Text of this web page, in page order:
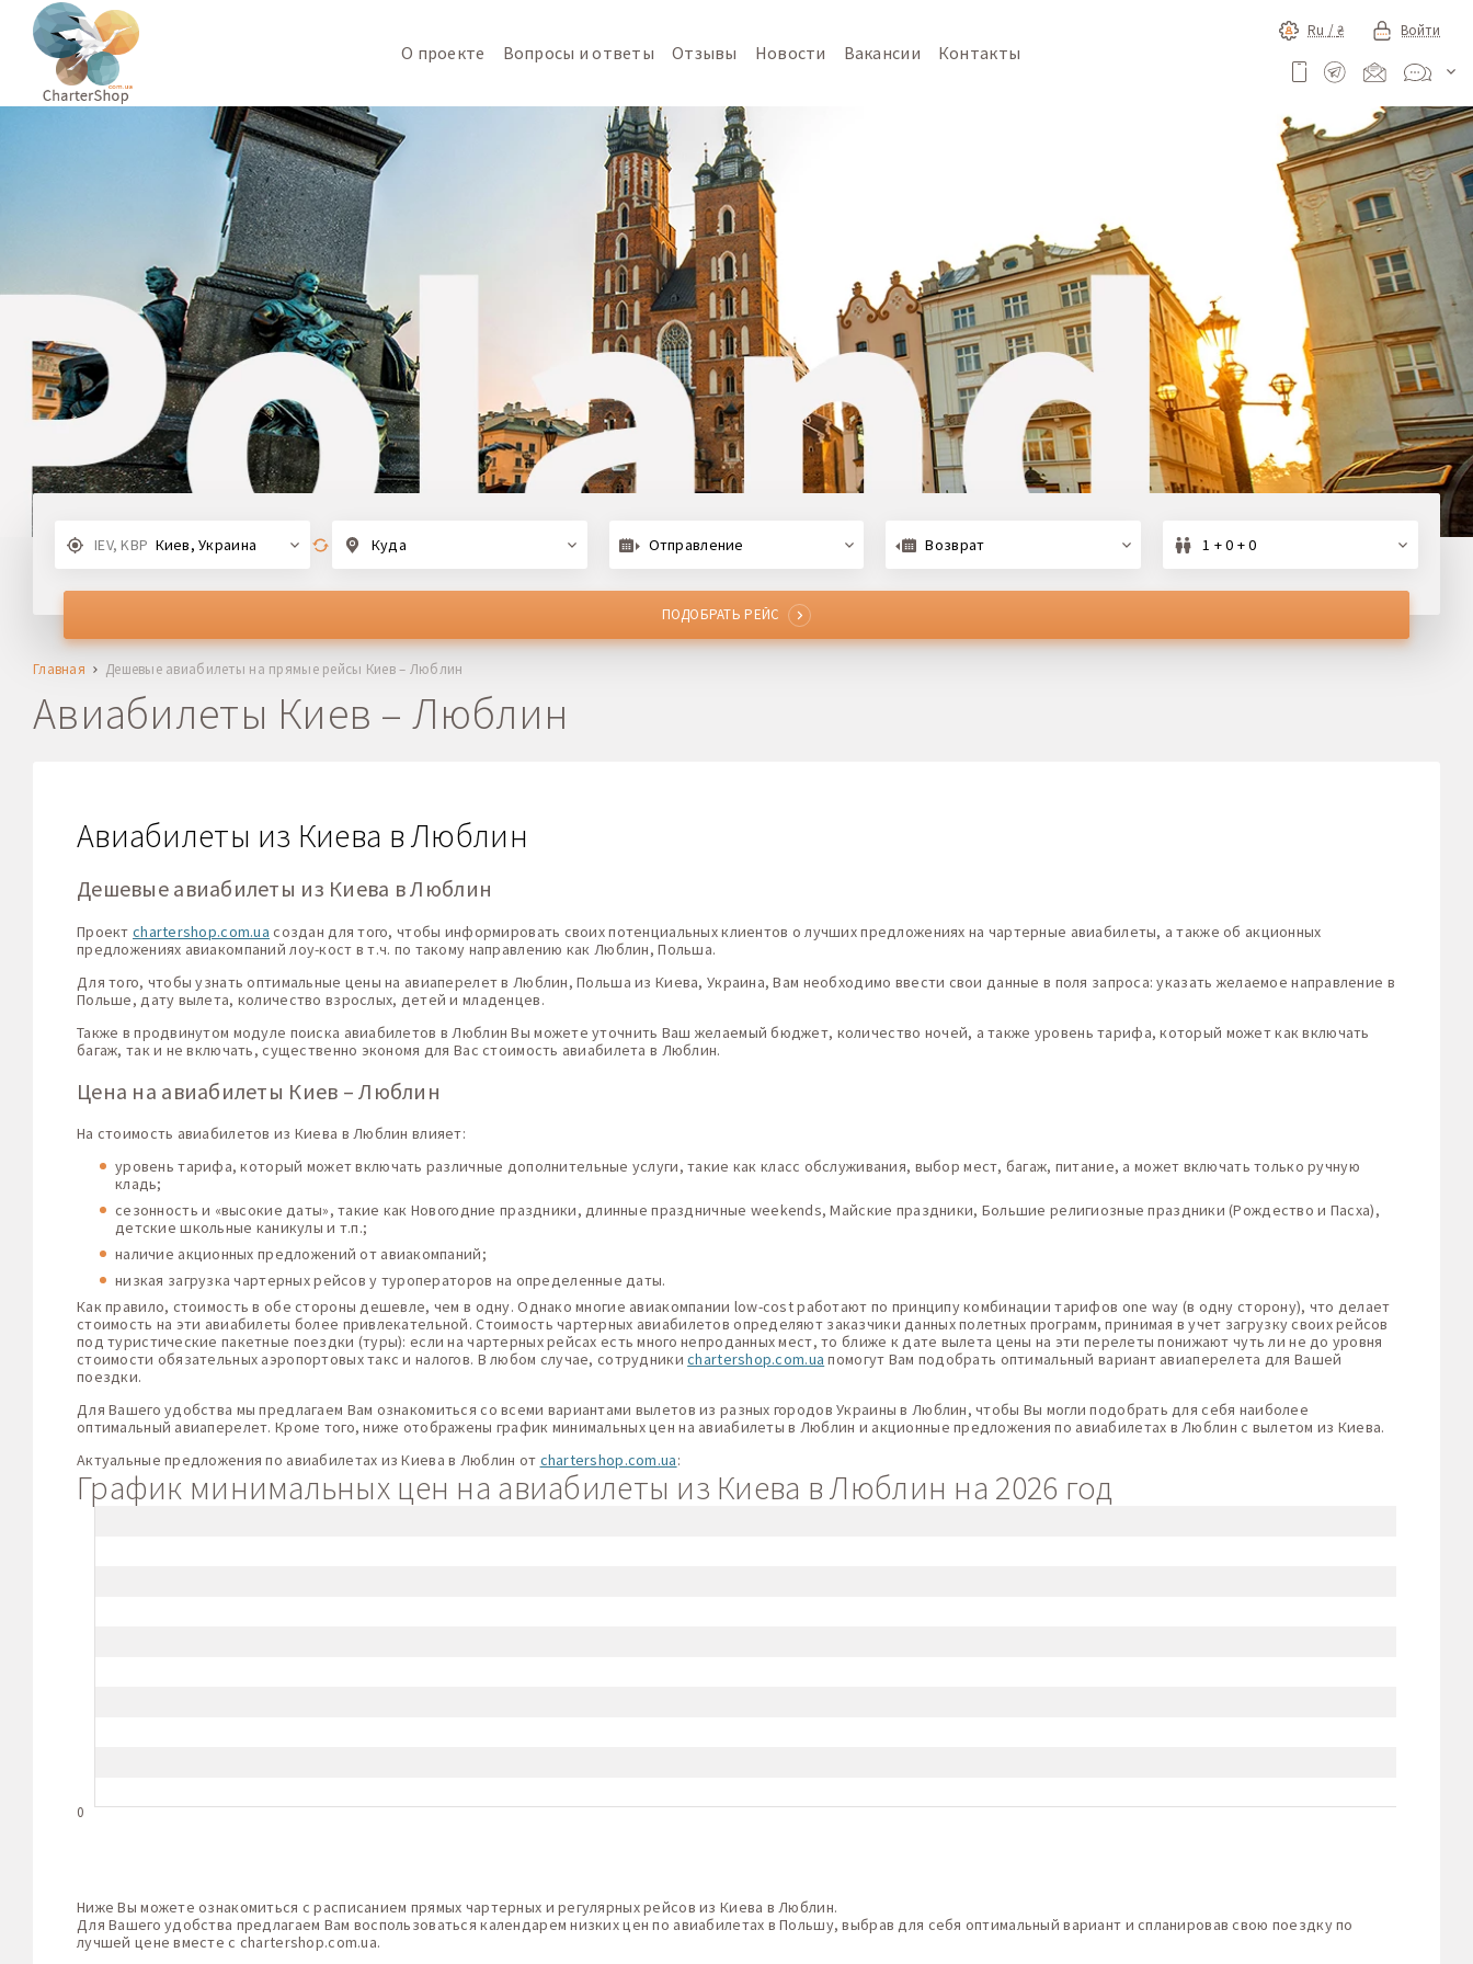
О проекте Вопросы и ответы Отзывы Новости Вакансии Контакты
Ru /₴ Войти
IEV, KBP Киев, Украина Куда Отправление Возврат 1 + 0 + 0
ПОДОБРАТЬ РЕЙС
Главная Дешевые авиабилеты на прямые рейсы Киев – Люблин
Авиабилеты Киев – Люблин
Авиабилеты из Киева в Люблин
Дешевые авиабилеты из Киева в Люблин
Проект chartershop.com.ua создан для того, чтобы информировать своих потенциальных клиентов о лучших предложениях на чартерные авиабилеты, а также об акционных
предложениях авиакомпаний лоу-кост в т.ч. по такому направлению как Люблин, Польша.
Для того, чтобы узнать оптимальные цены на авиаперелет в Люблин, Польша из Киева, Украина, Вам необходимо ввести свои данные в поля запроса: указать желаемое направление в
Польше, дату вылета, количество взрослых, детей и младенцев.
Также в продвинутом модуле поиска авиабилетов в Люблин Вы можете уточнить Ваш желаемый бюджет, количество ночей, а также уровень тарифа, который может как включать
багаж, так и не включать, существенно экономя для Вас стоимость авиабилета в Люблин.
Цена на авиабилеты Киев – Люблин
На стоимость авиабилетов из Киева в Люблин влияет:
уровень тарифа, который может включать различные дополнительные услуги, такие как класс обслуживания, выбор мест, багаж, питание, а может включать только ручную
кладь;
сезонность и «высокие даты», такие как Новогодние праздники, длинные праздничные weekends, Майские праздники, Большие религиозные праздники (Рождество и Пасха),
детские школьные каникулы и т.п.;
наличие акционных предложений от авиакомпаний;
низкая загрузка чартерных рейсов у туроператоров на определенные даты.
Как правило, стоимость в обе стороны дешевле, чем в одну. Однако многие авиакомпании low-cost работают по принципу комбинации тарифов one way (в одну сторону), что делает
стоимость на эти авиабилеты более привлекательной. Стоимость чартерных авиабилетов определяют заказчики данных полетных программ, принимая в учет загрузку своих рейсов
под туристические пакетные поездки (туры): если на чартерных рейсах есть много непроданных мест, то ближе к дате вылета цены на эти перелеты понижают чуть ли не до уровня
стоимости обязательных аэропортовых такс и налогов. В любом случае, сотрудникиchartershop.com.ua помогут Вам подобрать оптимальный вариант авиаперелета для Вашей
поездки.
Для Вашего удобства мы предлагаем Вам ознакомиться со всеми вариантами вылетов из разных городов Украины в Люблин, чтобы Вы могли подобрать для себя наиболее
оптимальный авиаперелет. Кроме того, ниже отображены график минимальных цен на авиабилеты в Люблин и акционные предложения по авиабилетах в Люблин с вылетом из Киева.
Актуальные предложения по авиабилетах из Киева в Люблин от chartershop.com.ua:
График минимальных цен на авиабилеты из Киева в Люблин на 2026 год
0
Ниже Вы можете ознакомиться с расписанием прямых чартерных и регулярных рейсов из Киева в Люблин.
Для Вашего удобства предлагаем Вам воспользоваться календарем низких цен по авиабилетах в Польшу, выбрав для себя оптимальный вариант и спланировав свою поездку по
лучшей цене вместе с chartershop.com.ua.